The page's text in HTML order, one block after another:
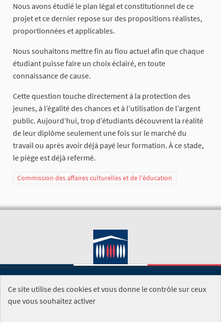
Nous avons étudié le plan légal et constitutionnel de ce
projet et ce dernier repose sur des propositions réalistes,
proportionnées et applicables.
Nous souhaitons mettre fin au flou actuel afin que chaque
étudiant puisse faire un choix éclairé, en toute
connaissance de cause.
Cette question touche directement à la protection des
jeunes, à l’égalité des chances et à l’utilisation de l’argent
public. Aujourd’hui, trop d’étudiants découvrent la réalité
de leur diplôme seulement une fois sur le marché du
travail ou après avoir déjà payé leur formation. À ce stade,
le piège est déjà refermé.
Commission des affaires culturelles et de l'éducation
SITE DE L'ASSEMBLÉE NATIONALE
Ce site utilise des cookies et vous donne le contrôle sur ceux
que vous souhaitez activer